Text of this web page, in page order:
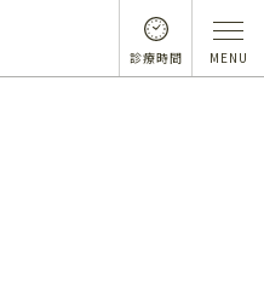
診療時間 MENU